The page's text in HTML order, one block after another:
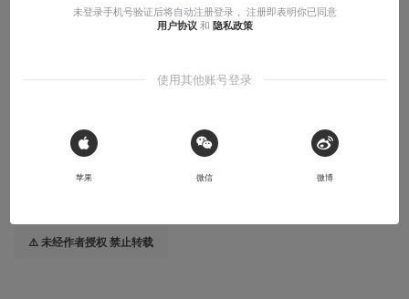
老兵体验
2022-10-04
本文系用户投稿，不代表机核网观点
⚠️ 未经作者授权 禁止转载
未登录手机号验证后将自动注册登录， 注册即表明你已同意
用户协议 和 隐私政策
使用其他账号登录
 Sign in with Apple
苹果 微信 微博